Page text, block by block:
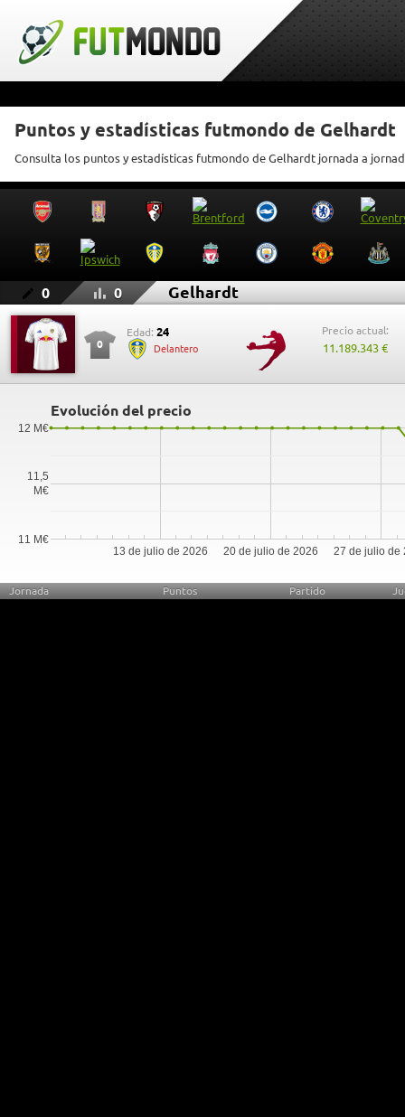
Puntos y estadísticas futmondo de Gelhardt
Consulta los puntos y estadísticas futmondo de Gelhardt jornada a
0 0 Gelhardt
0
Edad: 24
Delantero
Precio actual:
11.189.343 €
Evolución del precio
13 de julio de 2026 20 de julio de 2026 27 de julio de
11 M€
11,5
M€
12 M€
Jornada Puntos Partido